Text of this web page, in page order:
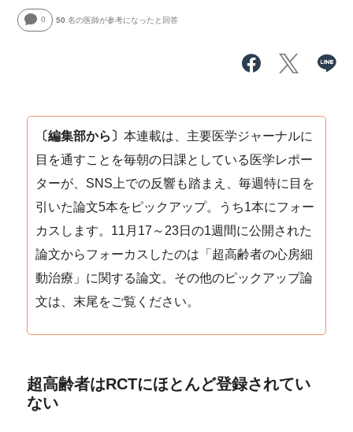
0 50 名の医師が参考になったと回答
〔編集部から〕本連載は、主要医学ジャーナルに
目を通すことを毎朝の日課としている医学レポー
ターが、SNS上での反響も踏まえ、毎週特に目を
引いた論文5本をピックアップ。うち1本にフォー
カスします。11月17～23日の1週間に公開された
論文からフォーカスしたのは「超高齢者の心房細
動治療」に関する論文。その他のピックアップ論
文は、末尾をご覧ください。
超高齢者はRCTにほとんど登録されてい
ない